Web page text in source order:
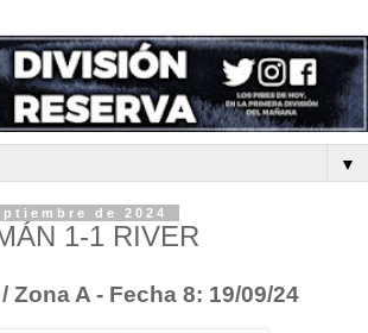
▼
de 2024
1-1 RIVER
Zona A - Fecha 8: 19/09/24